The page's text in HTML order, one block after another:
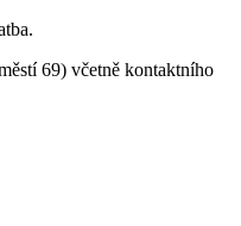
69) včetně kontaktního